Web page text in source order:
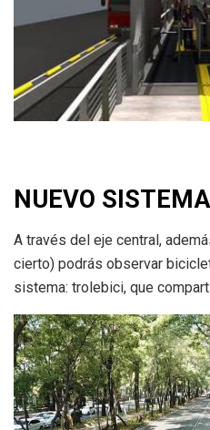
NUEVO
A través del eje central,
cierto) podrás observar
sistema: trolebici, que